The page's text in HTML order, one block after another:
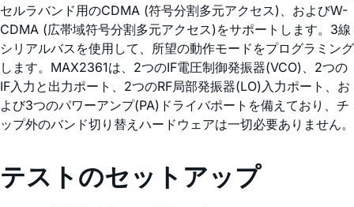
セルラバンド用のCDMA (符号分割多元アクセス)、およびW-
CDMA (広帯域符号分割多元アクセス)をサポートします。3線
シリアルバスを使用して、所望の動作モードをプログラミング
します。MAX2361は、2つのIF電圧制御発振器(VCO)、2つの
IF入力と出力ポート、2つのRF局部発振器(LO)入力ポート、お
よび3つのパワーアンプ(PA)ドライバポートを備えており、チ
ップ外のバンド切り替えハードウェアは一切必要ありません。
テストのセットアップ